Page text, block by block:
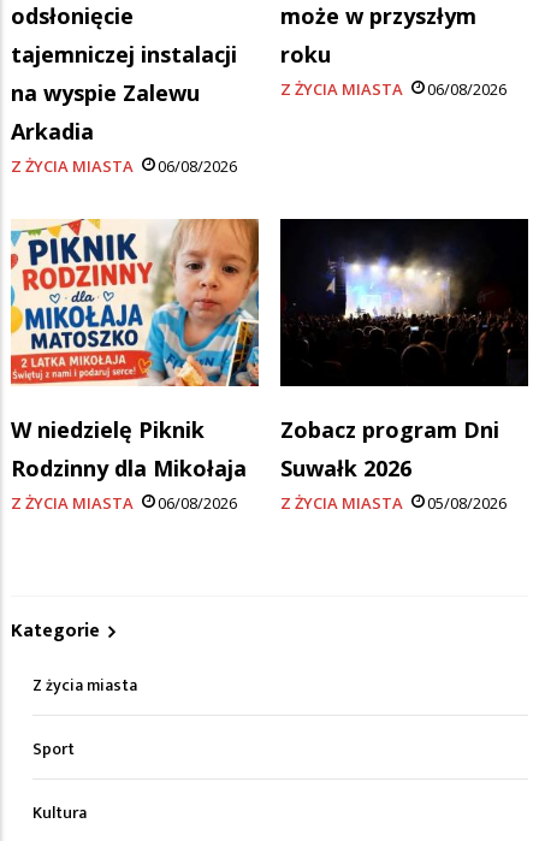
odsłonięcie
tajemniczej instalacji
na wyspie Zalewu
Arkadia
Z ŻYCIA MIASTA 06/08/2026
może w przyszłym
roku
Z ŻYCIA MIASTA 06/08/2026
W niedzielę Piknik
Rodzinny dla Mikołaja
Z ŻYCIA MIASTA 06/08/2026
Zobacz program Dni
Suwałk 2026
Z ŻYCIA MIASTA 05/08/2026
Kategorie
Z życia miasta
Sport
Kultura